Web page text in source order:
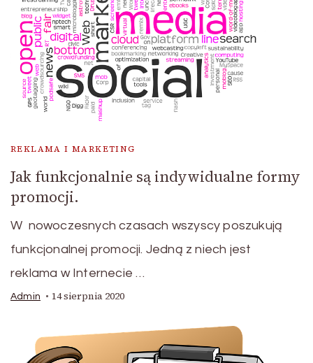
REKLAMA I MARKETING
Jak funkcjonalnie są indywidualne formy
promocji.
W nowoczesnych czasach wszyscy poszukują
funkcjonalnej promocji. Jedną z niech jest
reklama w Internecie …
Admin 14 sierpnia 2020